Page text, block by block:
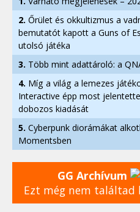
2. Őrület és okkultizmus a
bemutatót kapott a Guns of
utolsó játéka
3. Több mint adattároló: a
4. Míg a világ a lemezes
Interactive épp most
dobozos kiadását
5. Cyberpunk diorámákat
Momentsben
GG Archívum
Ezt még nem találtad